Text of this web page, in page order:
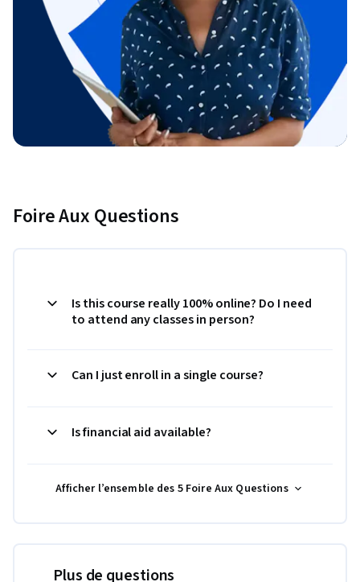
Foire Aux Questions
Is this course really 100% online? Do I need
to attend any classes in person?
Can I just enroll in a single course?
Is financial aid available?
Afficher l’ensemble des 5 Foire Aux Questions
Plus de questions